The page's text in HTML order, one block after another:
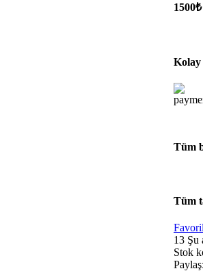
Kolay
Tüm
Tüm
13 Şu
Stok
Paylaş: